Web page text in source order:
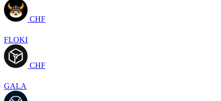
CHF
FLOKI
CHF
GALA